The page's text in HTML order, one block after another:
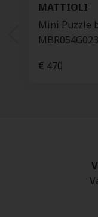
MATTIOLI
Mini Puzzle
MBR054G023
€ 470